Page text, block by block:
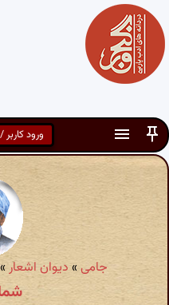
ورود
جامی» دیوان اشعار»